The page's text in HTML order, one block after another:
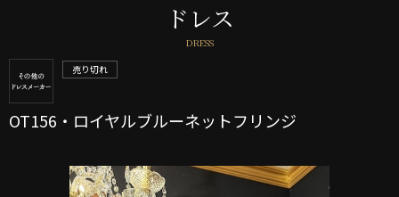
ドレス
DRESS
売り切れ
OT156・ロイヤルブルーネットフリンジ